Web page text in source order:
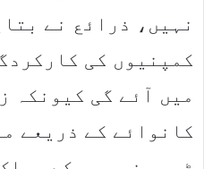
نہیں، ذرائع نے
کمپنیوں کی
میں آئے گی کیونکہ
کانوائے کے ذریعے